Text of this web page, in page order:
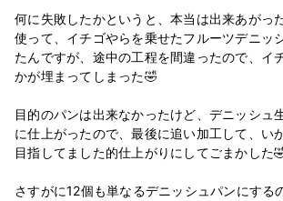
何に失敗したかというと、本当は出来あがっ
使って、イチゴやらを乗せたフルーツデニッ
たんですが、途中の工程を間違ったので、イ
かが埋まってしまった🤣
目的のパンは出来なかったけど、デニッシュ
に仕上がったので、最後に追い加工して、い
目指してました的仕上がりにしてごまかした
さすがに12個も単なるデニッシュパンにする